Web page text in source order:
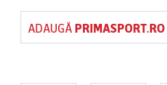
ADAUGĂ PRIMASPORT.RO